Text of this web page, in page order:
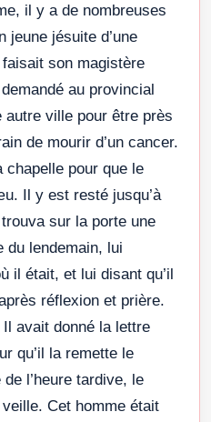
il y a de nombreuses
jeune jésuite d’une
son magistère
au provincial
autre ville pour être près
de mourir d’un cancer.
chapelle pour que le
Il y est resté jusqu’à
sur la porte une
du lendemain, lui
il était, et lui disant qu’il
réflexion et prière.
avait donné la lettre
qu’il la remette le
l’heure tardive, le
Cet homme était